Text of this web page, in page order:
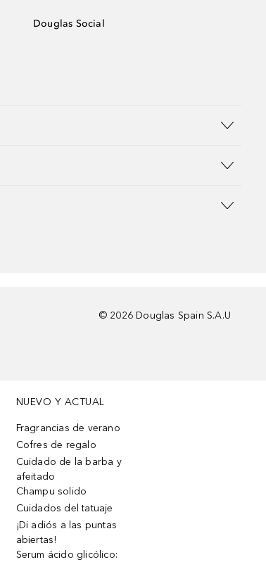
Douglas Social
© 2026 Douglas Spain S.A.U
NUEVO Y ACTUAL
Fragrancias de verano
Cofres de regalo
Cuidado de la barba y
afeitado
Champu solido
Cuidados del tatuaje
¡Di adiós a las puntas
abiertas!
Serum ácido glicólico: